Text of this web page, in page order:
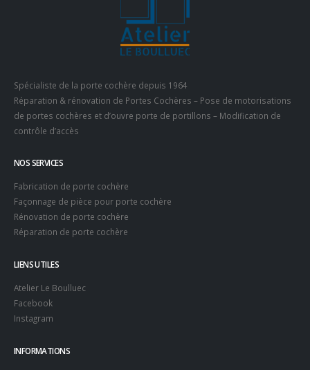
Spécialiste de la porte cochère depuis 1964
Réparation & rénovation de Portes Cochères – Pose de motorisations
de portes cochères et d’ouvre porte de portillons – Modification de
contrôle d’accès
NOS SERVICES
Fabrication de porte cochère
Façonnage de pièce pour porte cochère
Rénovation de porte cochère
Réparation de porte cochère
LIENS UTILES
Atelier Le Boulluec
Facebook
Instagram
INFORMATIONS